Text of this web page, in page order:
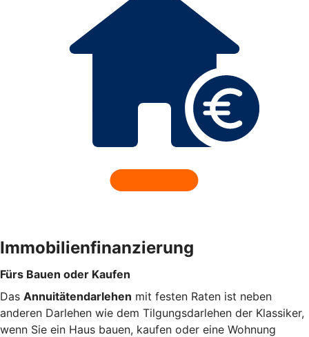
Immobilienfinanzierung
Fürs Bauen oder Kaufen
Das Annuitätendarlehen mit festen Raten ist neben
anderen Darlehen wie dem Tilgungsdarlehen der Klassiker,
wenn Sie ein Haus bauen, kaufen oder eine Wohnung